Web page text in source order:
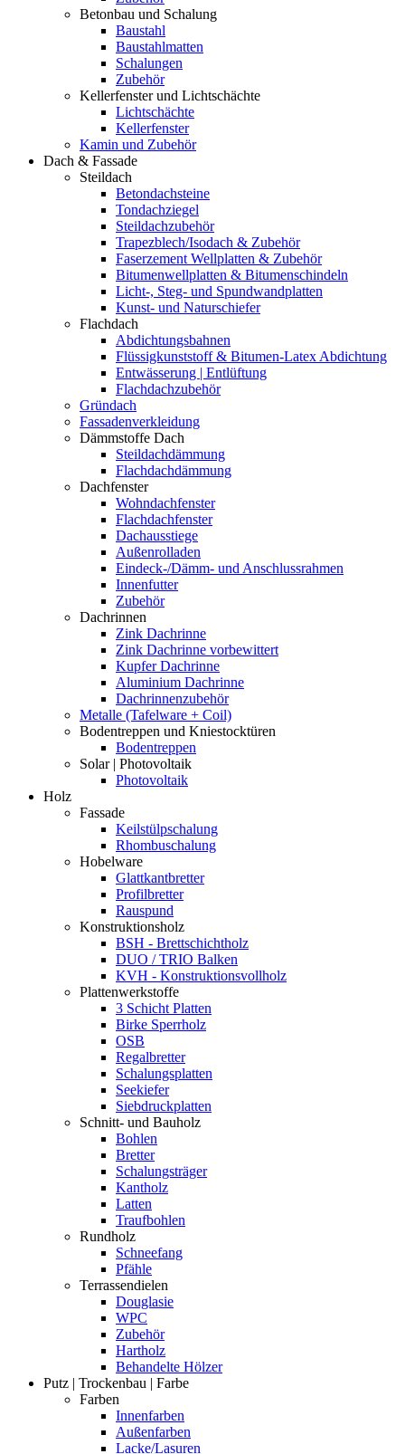
Betonbau und Schalung
Baustahl
Baustahlmatten
Schalungen
Zubehör
Kellerfenster und Lichtschächte
Lichtschächte
Kellerfenster
Kamin und Zubehör
Dach & Fassade
Steildach
Betondachsteine
Tondachziegel
Steildachzubehör
Trapezblech/Isodach & Zubehör
Faserzement Wellplatten & Zubehör
Bitumenwellplatten & Bitumenschindeln
Licht-, Steg- und Spundwandplatten
Kunst- und Naturschiefer
Flachdach
Abdichtungsbahnen
Flüssigkunststoff & Bitumen-Latex Abdichtung
Entwässerung | Entlüftung
Flachdachzubehör
Gründach
Fassadenverkleidung
Dämmstoffe Dach
Steildachdämmung
Flachdachdämmung
Dachfenster
Wohndachfenster
Flachdachfenster
Dachausstiege
Außenrolladen
Eindeck-/Dämm- und Anschlussrahmen
Innenfutter
Zubehör
Dachrinnen
Zink Dachrinne
Zink Dachrinne vorbewittert
Kupfer Dachrinne
Aluminium Dachrinne
Dachrinnenzubehör
Metalle (Tafelware + Coil)
Bodentreppen und Kniestocktüren
Bodentreppen
Solar | Photovoltaik
Photovoltaik
Holz
Fassade
Keilstülpschalung
Rhombuschalung
Hobelware
Glattkantbretter
Profilbretter
Rauspund
Konstruktionsholz
BSH - Brettschichtholz
DUO / TRIO Balken
KVH - Konstruktionsvollholz
Plattenwerkstoffe
3 Schicht Platten
Birke Sperrholz
OSB
Regalbretter
Schalungsplatten
Seekiefer
Siebdruckplatten
Schnitt- und Bauholz
Bohlen
Bretter
Schalungsträger
Kantholz
Latten
Traufbohlen
Rundholz
Schneefang
Pfähle
Terrassendielen
Douglasie
WPC
Zubehör
Hartholz
Behandelte Hölzer
Putz | Trockenbau | Farbe
Farben
Innenfarben
Außenfarben
Lacke/Lasuren